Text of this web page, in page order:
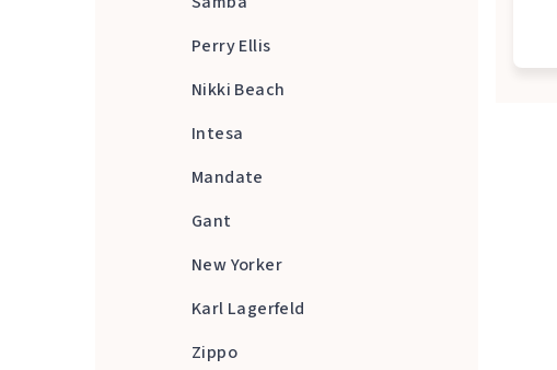
Perry Ellis
Nikki Beach
Intesa
Mandate
Gant
New Yorker
Karl Lagerfeld
Zippo